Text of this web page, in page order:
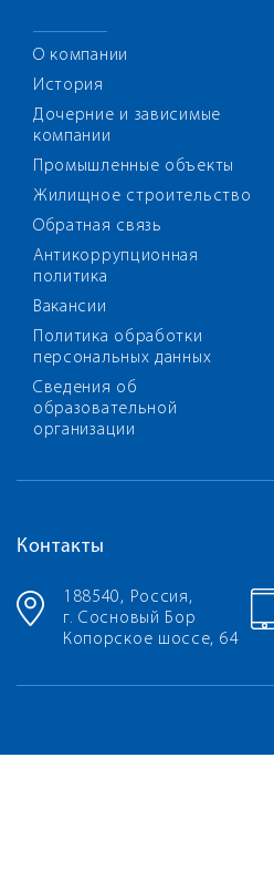
О компании
История
Дочерние и зависимые
компании
Промышленные объекты
Жилищное строительство
Обратная связь
Антикоррупционная
политика
Вакансии
Политика обработки
персональных данных
Сведения об
образовательной
организации
Контакты
188540, Россия,
г. Сосновый Бор
Копорское шоссе, 64